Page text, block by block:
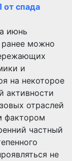
спада
июнь
можно
и
на некоторое
активности
отраслей
фактором
частный
не